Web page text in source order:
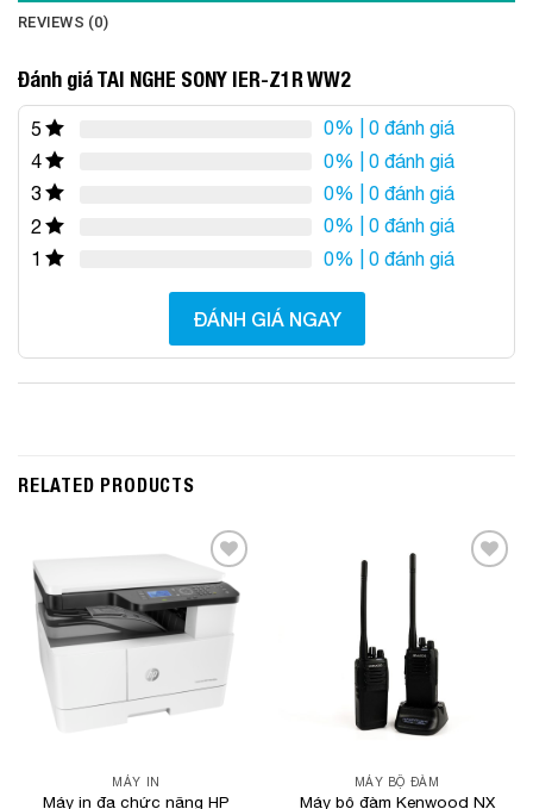
REVIEWS (0)
Đánh giá TAI NGHE SONY IER-Z1R WW2
5 0% | 0 đánh giá
4
0% | 0 đánh giá
3
0% | 0 đánh giá
2
0% | 0 đánh giá
1
0% | 0 đánh giá
ĐÁNH GIÁ NGAY
RELATED PRODUCTS
Add to
Wishlist
MÁY IN
Máy in đa chức năng HP
MÁY BỘ ĐÀM
Máy bộ đàm Kenwood NX